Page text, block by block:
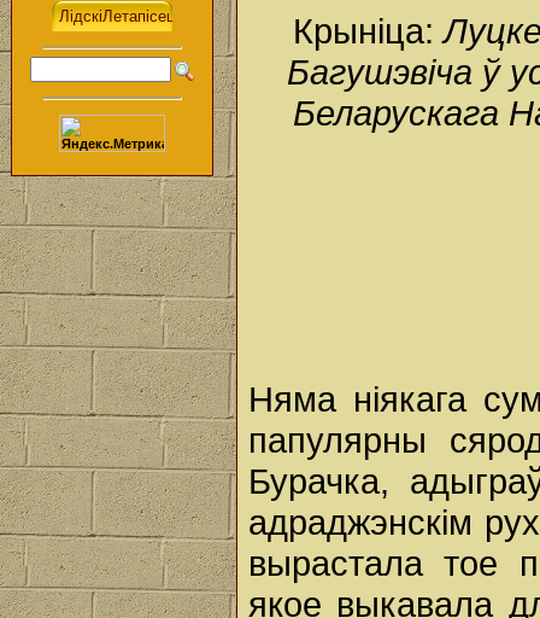
Крыніца:
Багушэвіча ў
Беларускага
Няма ніякага
папулярны
Бурачка,
адраджэнскім
вырастала тое
якое выкавала